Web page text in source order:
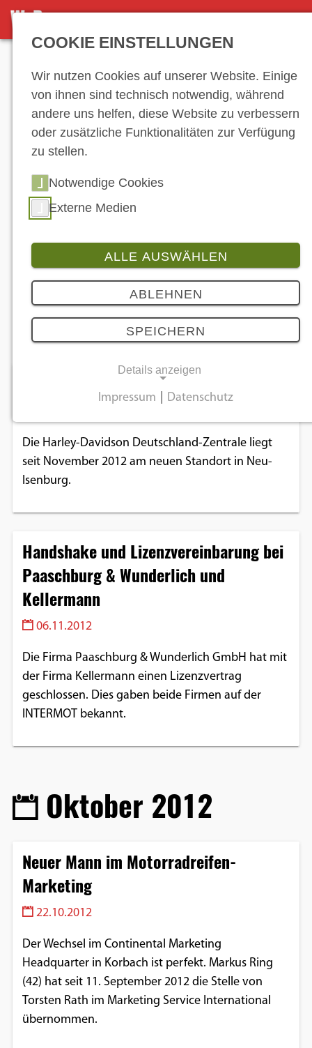
NEWS-ARCHIV
News-Archiv
… 43 44 45
51 52 53
68
71 72 73 74
77
78 79 80 81 82
November 2012
Harley-Davidson ist umgezogen
Die Harley-Davidson Deutschland-Zentrale liegt
seit November 2012 am neuen Standort in Neu-
Isenburg.
Handshake und Lizenzvereinbarung bei
Paaschburg & Wunderlich und
Kellermann
06.11.2012
Die Firma Paaschburg & Wunderlich GmbH hat mit
der Firma Kellermann einen Lizenzvertrag
geschlossen. Dies gaben beide Firmen auf der
INTERMOT bekannt.
Oktober 2012
Neuer Mann im Motorradreifen-
Marketing
22.10.2012
Der Wechsel im Continental Marketing
Headquarter in Korbach ist perfekt. Markus Ring
(42) hat seit 11. September 2012 die Stelle von
Torsten Rath im Marketing Service International
übernommen.
COOKIE EINSTELLUNGEN
Wir nutzen Cookies auf unserer Website. Einige
von ihnen sind technisch notwendig, während
andere uns helfen, diese Website zu verbessern
oder zusätzliche Funktionalitäten zur Verfügung
zu stellen.
Notwendige Cookies
Externe Medien
ALLE AUSWÄHLEN
ABLEHNEN
SPEICHERN
Details anzeigen
Notwendige Cookies ermöglichen
grundlegende Funktionen und sind für die
einwandfreie Funktion der Website
Name:
cookie_consent
Zweck:
Dieser Cookie speichert die ausgewählten
Cookie Laufzeit:
EXTERNE MEDIEN
können, werden von diesen externen
YouTube
Vimeo
Google Maps
Anbieter:
Google
Impressum Datenschutz